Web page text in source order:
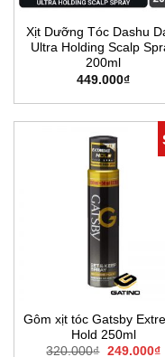
Xịt Dưỡng Tóc Dashu
Ultra Holding Scalp
200ml
449.000₫
Gôm xịt tóc Gatsby
Hold 250ml
320.000₫ Giá
249.000₫